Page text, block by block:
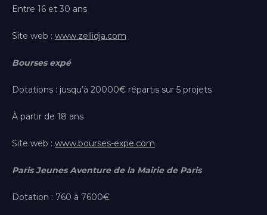
Entre 16 et 30 ans
Site web : www.zellidja.com
Bourses expé
Dotations : jusqu’à 20000€ répartis sur 5 projets
À partir de 18 ans
Site web : www.bourses-expe.com
Paris Jeunes Aventure de la Mairie de Paris
Dotation : 760 à 7600€